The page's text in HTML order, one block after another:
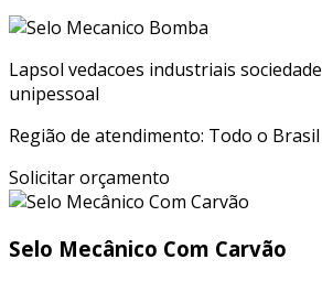
Lapsol vedacoes industriais sociedade
unipessoal
Região de atendimento: Todo o Brasil
Solicitar orçamento
Selo Mecânico Com Carvão